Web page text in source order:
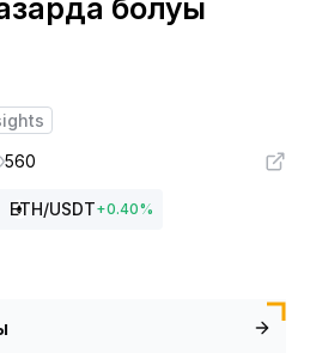
болуы
560
ETH/USDT+0.40%